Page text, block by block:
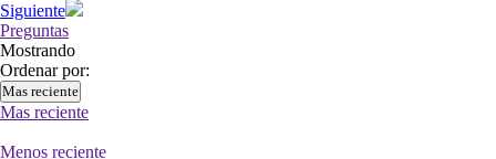
Siguiente
Preguntas
Mostrando
Ordenar por:
Mas reciente
Mas reciente
Menos reciente